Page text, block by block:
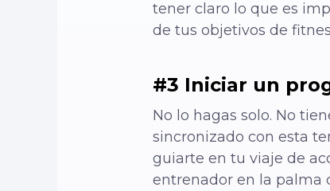
tener claro lo que es
de tus objetivos de
#3 Iniciar un
No lo hagas solo. No
sincronizado con esta
guiarte en tu viaje de
entrenador en la palma